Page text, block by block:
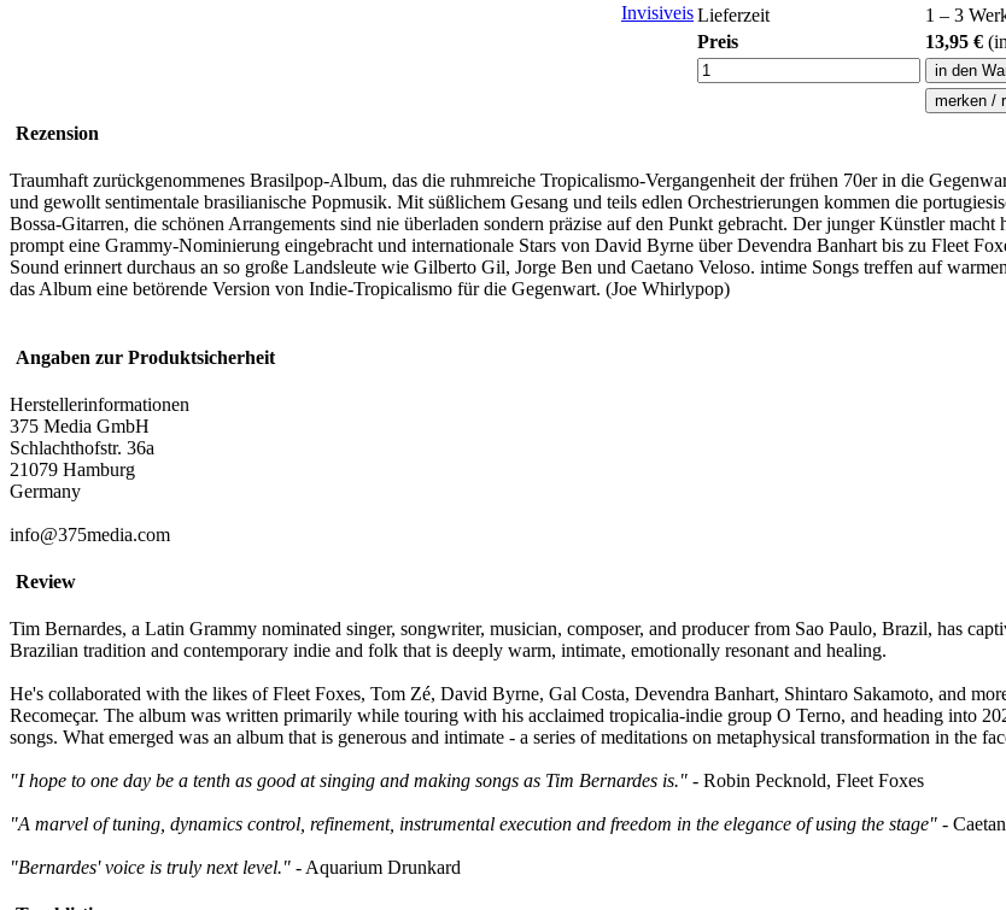
Lieferzeit
1 – 3
Preis
13,95 €
Rezension
Traumhaft zurückgenommenes Brasilpop-Album, das die ruhmreiche Tropicalismo-Vergangenheit der frühen 70er in die
und gewollt sentimentale brasilianische Popmusik. Mit süßlichem Gesang und teils edlen Orchestrierungen kommen die
Bossa-Gitarren, die schönen Arrangements sind nie überladen sondern präzise auf den Punkt gebracht. Der junger Künstler
prompt eine Grammy-Nominierung eingebracht und internationale Stars von David Byrne über Devendra Banhart bis zu Fleet
Sound erinnert durchaus an so große Landsleute wie Gilberto Gil, Jorge Ben und Caetano Veloso. intime Songs treffen auf
das Album eine betörende Version von Indie-Tropicalismo für die Gegenwart. (Joe Whirlypop)
Angaben zur Produktsicherheit
Herstellerinformationen
375 Media GmbH
Schlachthofstr. 36a
21079 Hamburg
Germany
info@375media.com
Review
Tim Bernardes, a Latin Grammy nominated singer, songwriter, musician, composer, and producer from Sao Paulo, Brazil, has
Brazilian tradition and contemporary indie and folk that is deeply warm, intimate, emotionally resonant and healing.
He's collaborated with the likes of Fleet Foxes, Tom Zé, David Byrne, Gal Costa, Devendra Banhart, Shintaro Sakamoto, and
Recomeçar. The album was written primarily while touring with his acclaimed tropicalia-indie group O Terno, and heading into
songs. What emerged was an album that is generous and intimate - a series of meditations on metaphysical transformation in the
"I hope to one day be a tenth as good at singing and making songs as Tim Bernardes is." - Robin Pecknold, Fleet Foxes
"A marvel of tuning, dynamics control, refinement, instrumental execution and freedom in the elegance of using the stage" -
"Bernardes' voice is truly next level." - Aquarium Drunkard